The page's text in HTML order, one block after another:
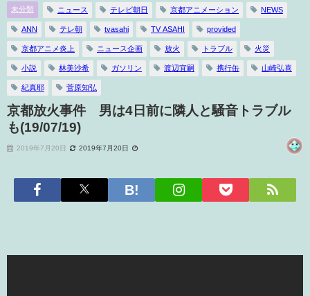
未分類 ニュース テレビ朝日 京都アニメーション NEWS
ANN テレ朝 tvasahi TV ASAHI provided
京都アニメ炎上 ニュース企画 放火 トラブル 火災
小説 林美沙希 ガソリン 渡辺宜嗣 携行缶 山崎弘喜
紀真耶 菅原知弘
京都放火事件 男は4日前に隣人と騒音トラブル
も(19/07/19)
2019年7月20日 2019年7月20日